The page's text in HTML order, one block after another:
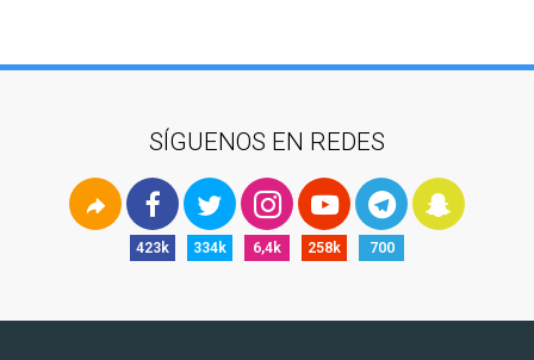
SÍGUENOS EN REDES
423k 334k 6,4k 258k 700